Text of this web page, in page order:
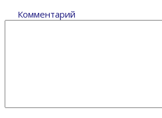
Комментарий